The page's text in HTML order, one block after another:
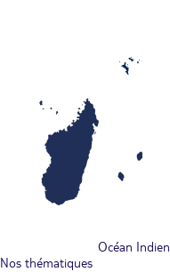
Océan Indien
Nos thématiques